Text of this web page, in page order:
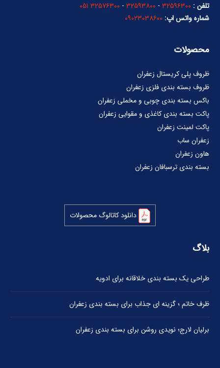
تلفن : ۳۲۵۹۶۳۰۰ - ۳۲۵۹۳۸۰۰ - ۳۲۵۷۶۳۰۰ ۰۵۱
شماره واتس اپ: ۰۹۰۲۳۰۳۸۶۰۰
محصولات
ظروف پلی کریستال زعفران
ظروف بسته بندی فلزی زعفران
باکس بسته بندی چوبی و مخملی زعفران
پاکت بسته بندی کاغذی و مقوایی زعفران
پاکت لمینت زعفران
زعفران ساب
هاون زعفران
بسته بندی ترسبافان زعفران
دانلود کاتالوگ محصولات
بلاگ
طراحی یک بسته بندی خلاقانه برای ادویه
ظرف خاتم ؛ گزینه ای جذاب برای بسته بندی زعفران
برلیان لارج؛ نویدی روشن برای بسته بندی زعفران